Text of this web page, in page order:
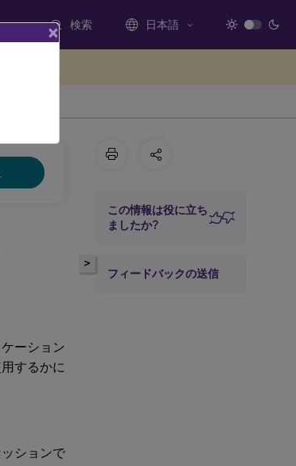
検索 日本語
ーション
するかに
ションで
>
この情報は役に立ち
ましたか?
フィードバックの送信
×